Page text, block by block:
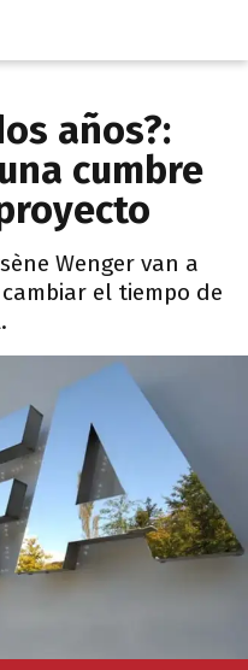
años?:
cumbre
Wenger van a
el tiempo de